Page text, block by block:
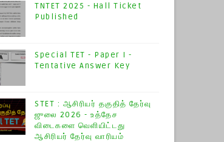
TNTET 2025 - Hall Ticket
Published
Special TET - Paper I -
Tentative Answer Key
STET : ஆசிரியர் தகுதித் தேர்வு
ஜுலை 2026 - உத்தேச
விடைகளை வெளியிட்டது
ஆசிரியர் தேர்வு வாரியம்